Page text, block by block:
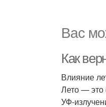
Вас
Как
Влияние
Лето — это
УФ-